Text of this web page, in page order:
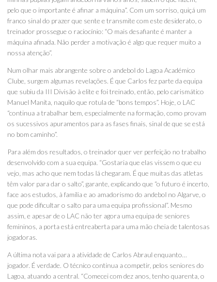
pelo que o importante é afinar a máquina”. Com um sorriso, quiçá um
franco sinal do prazer que sente e transmite com este desiderato, o
treinador prossegue o raciocínio: “O mais desafiante é manter a
máquina afinada. Não perder a motivação é algo que requer muito a
nossa atenção”.
Num olhar mais abrangente sobre o andebol do Lagoa Académico
Clube, surgem algumas revelações. É que Carlos fez parte da equipa
que subiu da III Divisão à elite e foi treinado, então, pelo carismático
Manuel Manita, naquilo que rotula de “bons tempos”. Hoje, o LAC
“continua a trabalhar bem, especialmente na formação, como provam
os sucessivos apuramentos para as fases finais, sinal de que se está
no bom caminho”.
Para além dos resultados, o treinador quer ver perfeição no trabalho
desenvolvido com a sua equipa. “Gostaria que elas vissem o que eu
vejo, mas acho que nem todas lá chegaram. É que muitas das atletas
têm valor para dar o salto”, garante, explicando que “o futuro é incerto,
face aos estudos, à família e ao amadorismo do andebol no Algarve, o
que pode dificultar o salto para uma equipa profissional”. Mesmo
assim, e apesar de o LAC não ter agora uma equipa de seniores
femininos, a porta está entreaberta para uma mão cheia de talentosas
jogadoras.
A última nota vai para a atividade de Carlos Abraul enquanto…
jogador. É verdade. O técnico continua a competir, pelos seniores do
Lagoa, atuando a central. “Comecei com dez anos, tenho quarenta, o